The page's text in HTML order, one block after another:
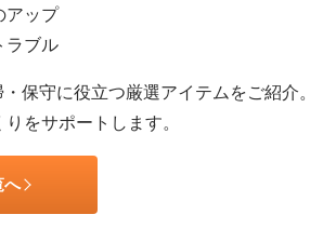
アップ
ラブル
保守に役立つ厳選アイテムをご紹介。
をサポートします。
へ